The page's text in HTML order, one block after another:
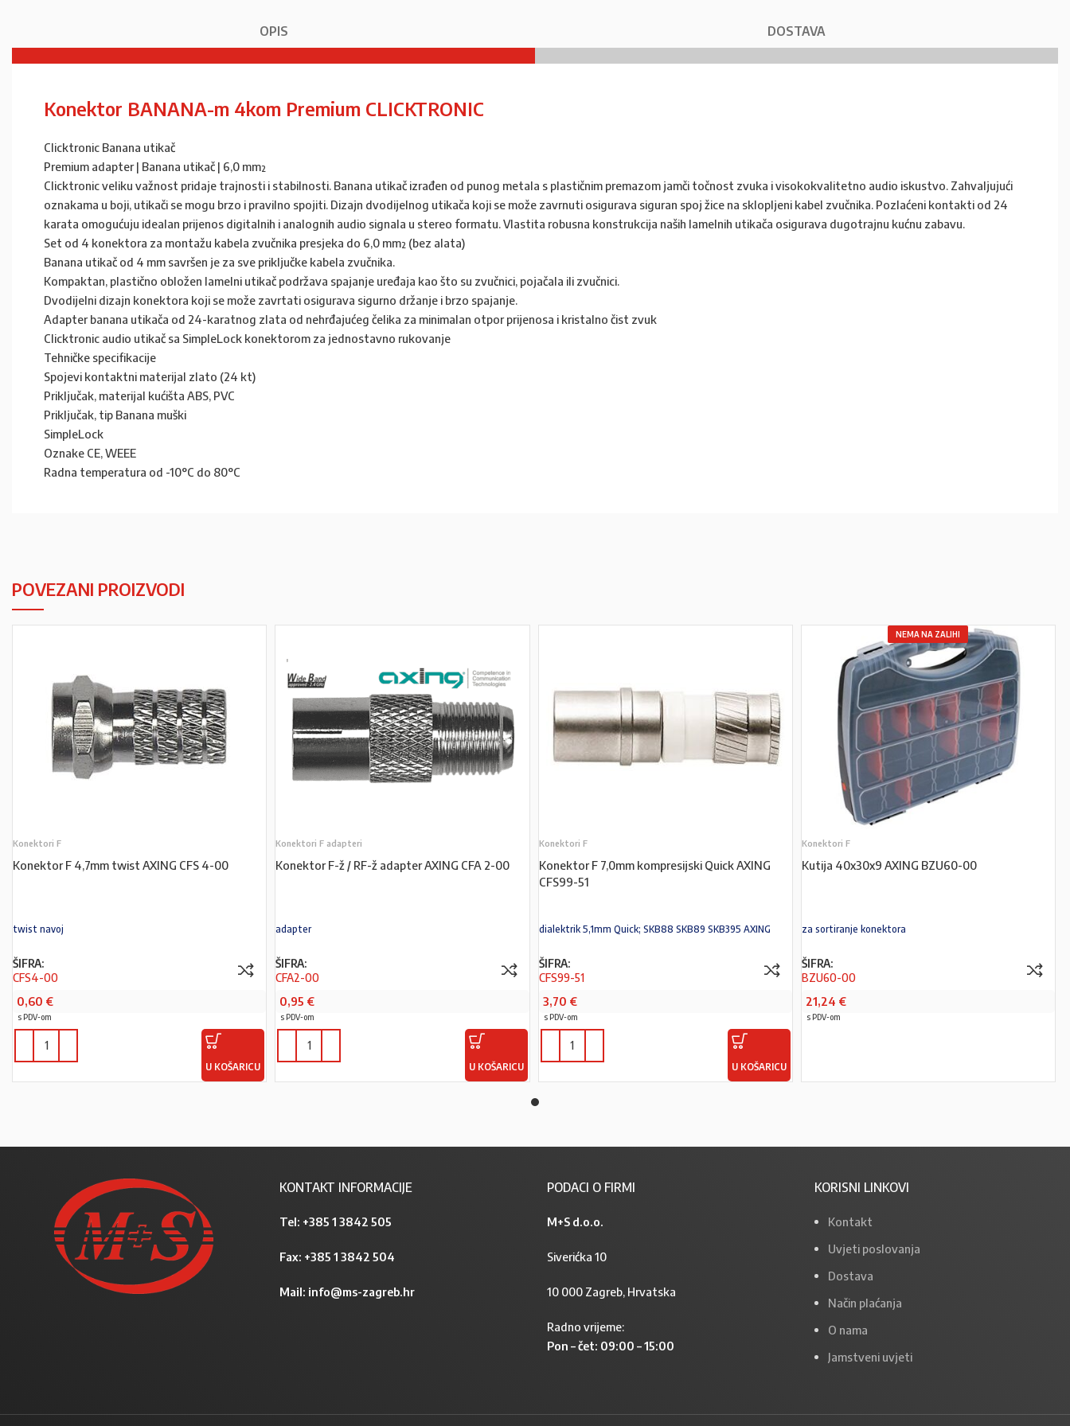
OPIS DOSTAVA
Konektor BANANA-m 4kom Premium CLICKTRONIC
Clicktronic Banana utikač
Premium adapter | Banana utikač | 6,0 mm²
Clicktronic veliku važnost pridaje trajnosti i stabilnosti. Banana utikač izrađen od punog metala s plastičnim premazom jamči točnost zvuka i visokokvalitetno audio iskustvo. Zahvaljujući
oznakama u boji, utikači se mogu brzo i pravilno spojiti. Dizajn dvodijelnog utikača koji se može zavrnuti osigurava siguran spoj žice na sklopljeni kabel zvučnika. Pozlaćeni kontakti od 24
karata omogućuju idealan prijenos digitalnih i analognih audio signala u stereo formatu. Vlastita robusna konstrukcija naših lamelnih utikača osigurava dugotrajnu kućnu zabavu.
Set od 4 konektora za montažu kabela zvučnika presjeka do 6,0 mm² (bez alata)
Banana utikač od 4 mm savršen je za sve priključke kabela zvučnika.
Kompaktan, plastično obložen lamelni utikač podržava spajanje uređaja kao što su zvučnici, pojačala ili zvučnici.
Dvodijelni dizajn konektora koji se može zavrtati osigurava sigurno držanje i brzo spajanje.
Adapter banana utikača od 24-karatnog zlata od nehrđajućeg čelika za minimalan otpor prijenosa i kristalno čist zvuk
Clicktronic audio utikač sa SimpleLock konektorom za jednostavno rukovanje
Tehničke specifikacije
Spojevi kontaktni materijal zlato (24 kt)
Priključak, materijal kućišta ABS, PVC
Priključak, tip Banana muški
SimpleLock
Oznake CE, WEEE
Radna temperatura od -10°C do 80°C
POVEZANI PROIZVODI
Konektori F
Konektor F 4,7mm twist AXING CFS 4-00
twist navoj
ŠIFRA:
CFS4-00
0,60 €
s PDV-om
U KOŠARICU
Konektori F adapteri
Konektor F-ž / RF-ž adapter AXING CFA 2-00
adapter
ŠIFRA:
CFA2-00
0,95 €
s PDV-om
U KOŠARICU
Konektori F
Konektor F 7,0mm kompresijski Quick AXING
CFS99-51
dialektrik 5,1mm Quick; SKB88 SKB89 SKB395 AXING
ŠIFRA:
CFS99-51
3,70 €
s PDV-om
U KOŠARICU
NEMA NA ZALIHI
Konektori F
Kutija 40x30x9 AXING BZU60-00
za sortiranje konektora
ŠIFRA:
BZU60-00
21,24 €
s PDV-om
KONTAKT INFORMACIJE
Tel: +385 1 3842 505
Fax: +385 1 3842 504
Mail: info@ms-zagreb.hr
PODACI O FIRMI
M+S d.o.o.
Siverićka 10
10 000 Zagreb, Hrvatska
Radno vrijeme:
Pon – čet: 09:00 – 15:00
KORISNI LINKOVI
Kontakt
Uvjeti poslovanja
Dostava
Način plaćanja
O nama
Jamstveni uvjeti